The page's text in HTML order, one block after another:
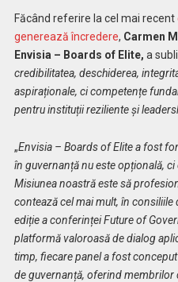
Făcând referire la cel mai recent
generează încredere, Carmen
Envisia – Boards of Elite, a
credibilitatea, deschiderea,
aspiraționale, ci competențe
pentru instituții reziliente și
„Envisia – Boards of Elite a fost
în guvernanță nu este opțională,
Misiunea noastră este să
contează cel mai mult, în consiliile
ediție a conferinței Future of
platformă valoroasă de dialog
timp, fiecare panel a fost
de guvernanță, oferind